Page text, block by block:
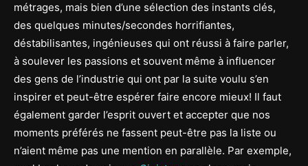
métrages, mais bien d’une sélection des instants clés,
des quelques minutes/secondes horrifiantes,
déstabilisantes, ingénieuses qui ont réussi à faire parler,
à soulever les passions et souvent même à influencer
des gens de l’industrie qui ont par la suite voulu s’en
inspirer et peut-être espérer faire encore mieux! Il faut
également garder l’esprit ouvert et accepter que nos
moments préférés ne fassent peut-être pas la liste ou
n’aient même pas une mention en parallèle. Par exemple,